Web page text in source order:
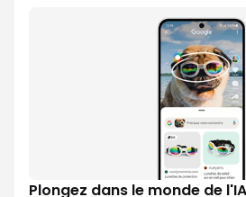
Plongez dans le monde de l'IA